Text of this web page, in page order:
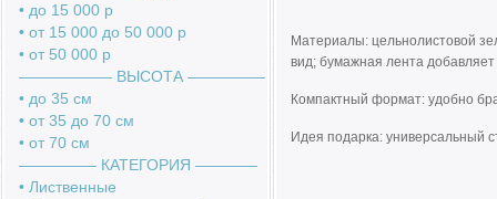
Материалы: цельнолистовой
вид; бумажная лента
Компактный формат: удобно
Идея подарка: универсальный
• до 15 000 р
• от 15 000 до 50 000 р
• от 50 000 р
―――――― ВЫСОТА ―――――
• до 35 см
• от 35 до 70 см
• от 70 см
――――― КАТЕГОРИЯ ――――
• Лиственные